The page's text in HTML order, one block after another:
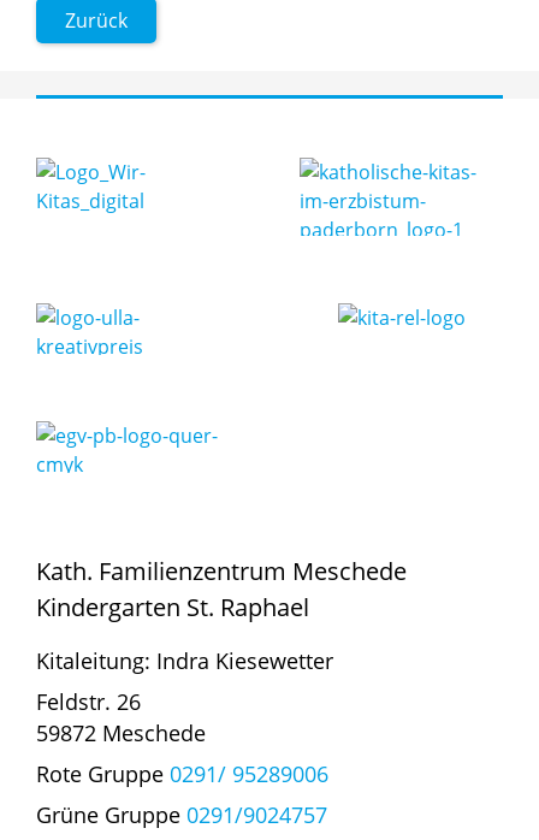
Zurück
Kath. Familienzentrum Meschede
Kindergarten St. Raphael
Kitaleitung: Indra Kiesewetter
Feldstr. 26
59872 Meschede
Rote Gruppe 0291/ 95289006
Grüne Gruppe 0291/9024757